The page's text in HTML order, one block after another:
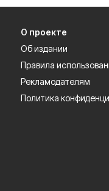
О проекте
Об издании
Правила
Рекламодателям
Политика